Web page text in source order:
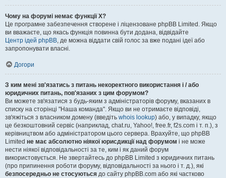
Чому на форумі немає функції X?
Це програмне забезпечення створене і ліцензоване phpBB Limited. Якщо
ви вважаєте, що якась функція повинна бути додана, відвідайте
Центр ідей phpBB, де можна віддати свій голос за вже подані ідеї або
запропонувати власні.
Догори
З ким мені зв'язатись з питань некоректного використання і / або
юридичних питань, пов'язаних з цим форумом?
Ви можете зв'язатися з будь-яким з адміністраторів форуму, вказаних в
списку на сторінці "Наша команда". Якщо ви не отримаєте відповіді,
зв'яжіться з власником домену (введіть whois lookup) або, у випадку, якщо
це безкоштовний сервіс (наприклад, chat.ru, Yahoo!, free.fr, f2s.com і т. п.), з
керівництвом або адміністратором цього сервера. Врахуйте, що phpBB
Limited не має абсолютно ніякої юрисдикції над форумом і не може
нести ніякої відповідальності за те, ким і як даний форум
використовується. Не звертайтесь до phpBB Limited з юридичних питань
(про припинення роботи форуму, відповідальності за нього і т. д.), які
безпосередньо не стосуються до сайту phpBB.com або які частково